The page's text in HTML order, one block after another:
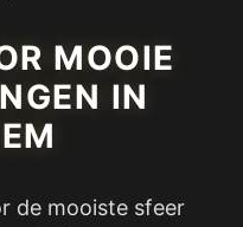
MOOIE
IN
de mooiste sfeer